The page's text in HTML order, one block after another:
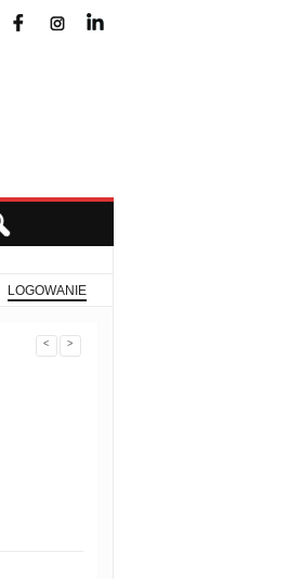
LOGOWANIE
< >